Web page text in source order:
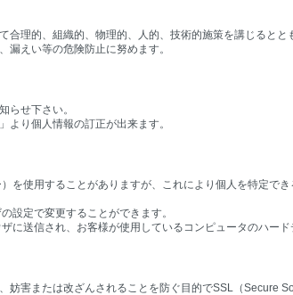
理的、組織的、物理的、人的、技術的施策を講じると
えい等の危険防止に努めます。
らせ下さい。
より個人情報の訂正が出来ます。
を使用することがありますが、これにより個人を特定で
設定で変更することができます。
送信され、お客様が使用しているコンピュータのハード
害または改ざんされることを防ぐ目的でSSL（Secure